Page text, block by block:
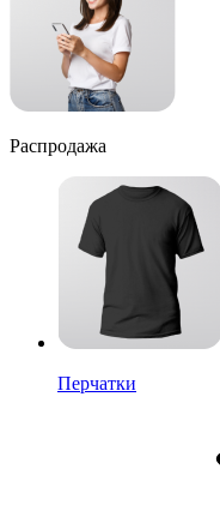
Распродажа
Перчатки